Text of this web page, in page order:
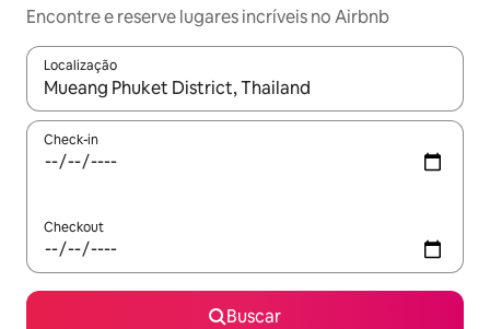
Encontre e reserve lugares incríveis no Airbnb
Localização
Quando os resultados estiverem disponíveis, explore-os
Check-in
Checkout
Buscar